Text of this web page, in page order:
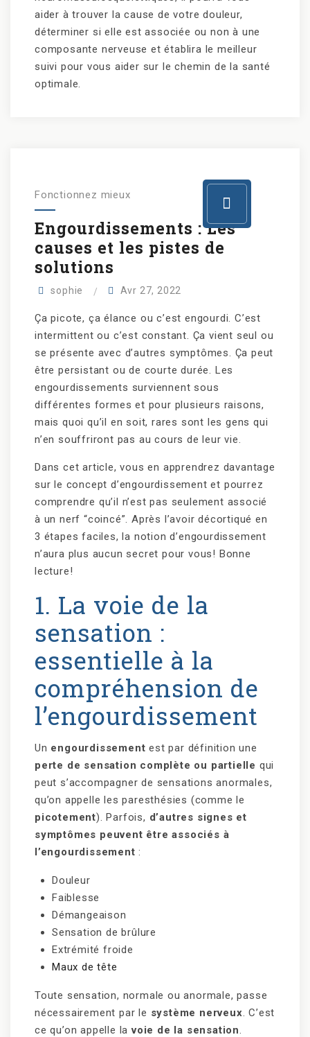
aider à trouver la cause de votre douleur,
déterminer si elle est associée ou non à une
composante nerveuse et établira le meilleur
suivi pour vous aider sur le chemin de la santé
optimale.
Fonctionnez mieux
Engourdissements : Les
causes et les pistes de
solutions
sophie Avr 27, 2022
Ça picote, ça élance ou c’est engourdi. C’est
intermittent ou c’est constant. Ça vient seul ou
se présente avec d’autres symptômes. Ça peut
être persistant ou de courte durée. Les
engourdissements surviennent sous
différentes formes et pour plusieurs raisons,
mais quoi qu’il en soit, rares sont les gens qui
n’en souffriront pas au cours de leur vie.
Dans cet article, vous en apprendrez davantage
sur le concept d’engourdissement et pourrez
comprendre qu’il n’est pas seulement associé
à un nerf “coincé”. Après l’avoir décortiqué en
3 étapes faciles, la notion d’engourdissement
n’aura plus aucun secret pour vous! Bonne
lecture!
1. La voie de la
sensation :
essentielle à la
compréhension de
l’engourdissement
Un engourdissement est par définition une
perte de sensation complète ou partielle qui
peut s’accompagner de sensations anormales,
qu’on appelle les paresthésies (comme le
picotement). Parfois, d’autres signes et
symptômes peuvent être associés à
l’engourdissement :
Douleur
Faiblesse
Démangeaison
Sensation de brûlure
Extrémité froide
Maux de tête
Toute sensation, normale ou anormale, passe
nécessairement par le système nerveux . C’est
ce qu’on appelle lavoie de la sensation